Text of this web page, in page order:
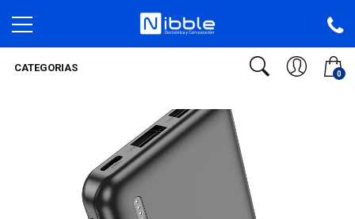
0
CATEGORIAS